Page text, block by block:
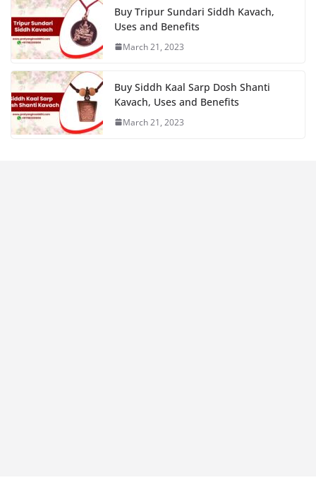
Buy Tripur Sundari Siddh Kavach,
Uses and Benefits
March 21, 2023
Buy Siddh Kaal Sarp Dosh Shanti
Kavach, Uses and Benefits
March 21, 2023